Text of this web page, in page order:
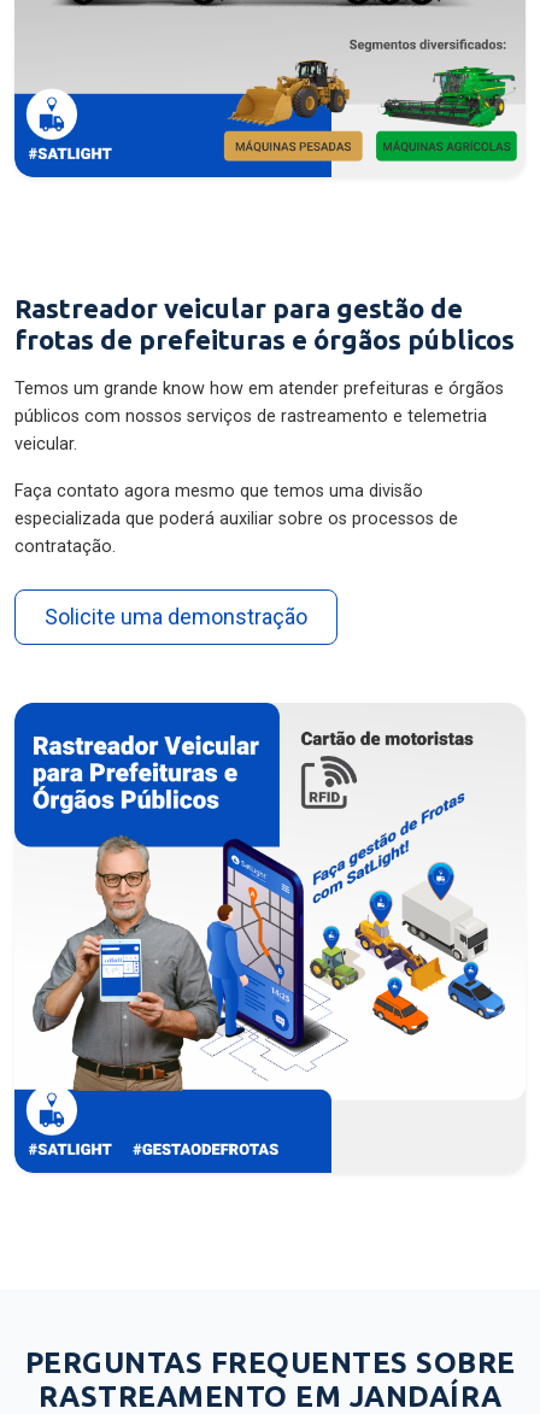
Rastreador veicular para gestão de
frotas de prefeituras e órgãos públicos
Temos um grande know how em atender prefeituras e órgãos
públicos com nossos serviços de rastreamento e telemetria
veicular.
Faça contato agora mesmo que temos uma divisão
especializada que poderá auxiliar sobre os processos de
contratação.
Solicite uma demonstração
PERGUNTAS FREQUENTES SOBRE
RASTREAMENTO EM JANDAÍRA